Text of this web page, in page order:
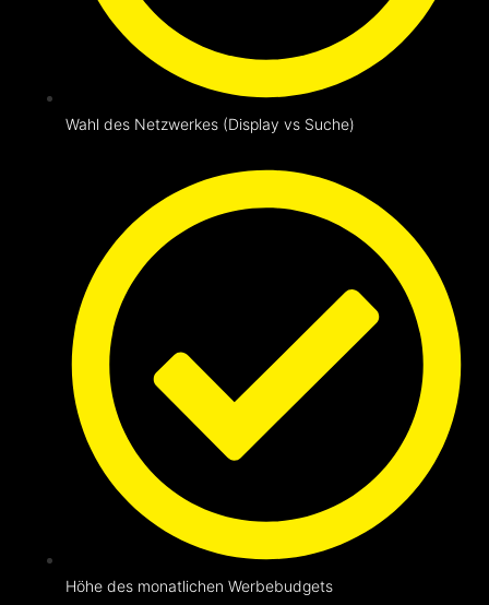
Wahl des Netzwerkes (Display vs Suche)
Höhe des monatlichen Werbebudgets